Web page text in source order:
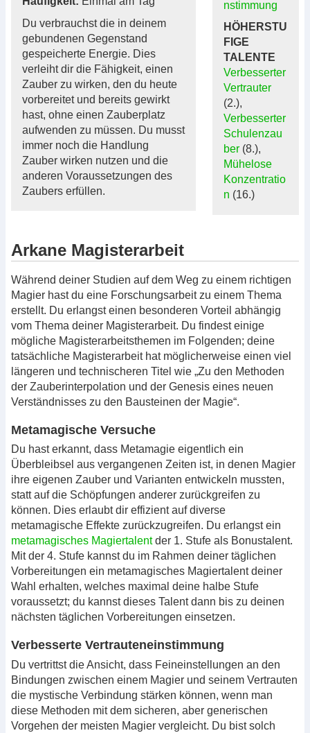
nstimmung
HÖHERSTU
FIGE
TALENTE
Verbesserter
Vertrauter
(2.),
Verbesserter
Schulenzau
ber (8.),
Mühelose
Konzentratio
n (16.)
Du verbrauchst die in deinem
gebundenen Gegenstand
gespeicherte Energie. Dies
verleiht dir die Fähigkeit, einen
Zauber zu wirken, den du heute
vorbereitet und bereits gewirkt
hast, ohne einen Zauberplatz
aufwenden zu müssen. Du musst
immer noch die Handlung
Zauber wirken nutzen und die
anderen Voraussetzungen des
Zaubers erfüllen.
Arkane Magisterarbeit
Während deiner Studien auf dem Weg zu einem richtigen
Magier hast du eine Forschungsarbeit zu einem Thema
erstellt. Du erlangst einen besonderen Vorteil abhängig
vom Thema deiner Magisterarbeit. Du findest einige
mögliche Magisterarbeitsthemen im Folgenden; deine
tatsächliche Magisterarbeit hat möglicherweise einen viel
längeren und technischeren Titel wie „Zu den Methoden
der Zauberinterpolation und der Genesis eines neuen
Verständnisses zu den Bausteinen der Magie“.
Metamagische Versuche
Du hast erkannt, dass Metamagie eigentlich ein
Überbleibsel aus vergangenen Zeiten ist, in denen Magier
ihre eigenen Zauber und Varianten entwickeln mussten,
statt auf die Schöpfungen anderer zurückgreifen zu
können. Dies erlaubt dir effizient auf diverse
metamagische Effekte zurückzugreifen. Du erlangst ein
metamagisches Magiertalentder 1. Stufe als Bonustalent.
Mit der 4. Stufe kannst du im Rahmen deiner täglichen
Vorbereitungen ein metamagisches Magiertalent deiner
Wahl erhalten, welches maximal deine halbe Stufe
voraussetzt; du kannst dieses Talent dann bis zu deinen
nächsten täglichen Vorbereitungen einsetzen.
Verbesserte Vertrauteneinstimmung
Du vertrittst die Ansicht, dass Feineinstellungen an den
Bindungen zwischen einem Magier und seinem Vertrauten
die mystische Verbindung stärken können, wenn man
diese Methoden mit dem sicheren, aber generischen
Vorgehen der meisten Magier vergleicht. Du bist solch